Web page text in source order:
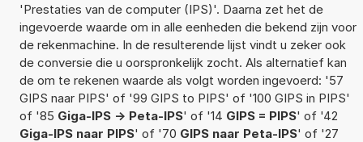
'Prestaties van de computer (IPS)'. Daarna zet het de
ingevoerde waarde om in alle eenheden die bekend zijn voor
de rekenmachine. In de resulterende lijst vindt u zeker ook
de conversie die u oorspronkelijk zocht. Als alternatief kan
de om te rekenen waarde als volgt worden ingevoerd: '57
GIPS naar PIPS' of '99 GIPS to PIPS' of '100 GIPS in PIPS'
of '85 Giga-IPS -> Peta-IPS' of '14 GIPS = PIPS' of '42
Giga-IPS naar PIPS' of '70 GIPS naar Peta-IPS' of '27